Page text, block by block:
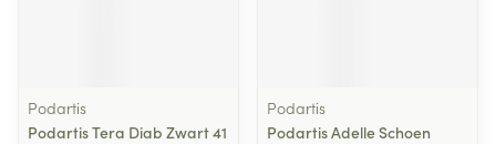
Podartis
Podartis Tera Diab Zwart 41
Podartis
Podartis Adelle Schoen